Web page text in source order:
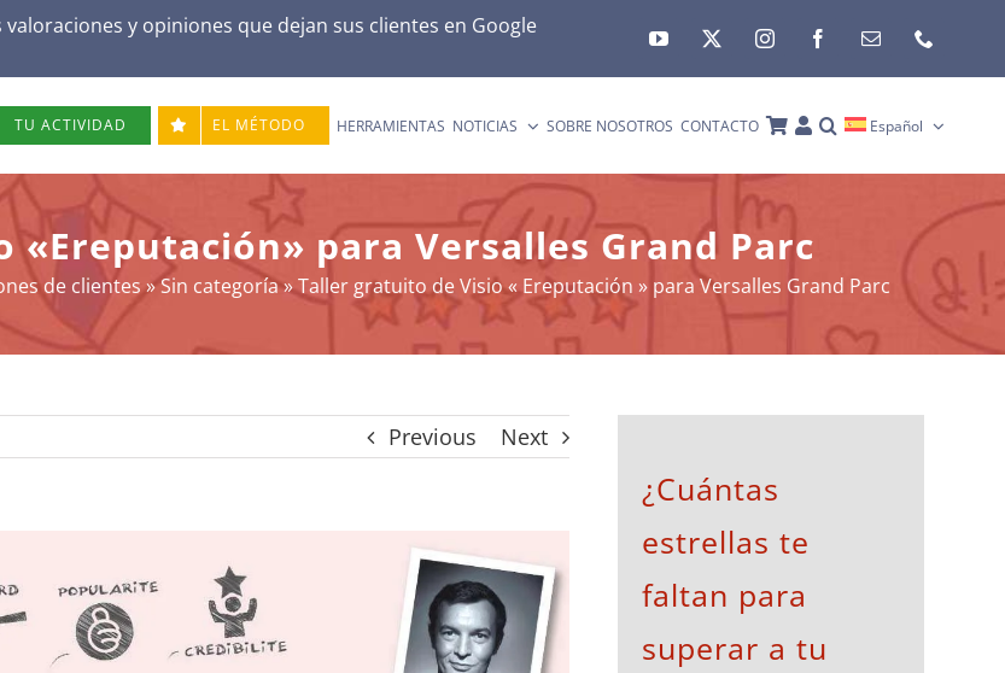
y opiniones que dejan sus clientes en Google
TU ACTIVIDAD EL MÉTODO HERRAMIENTAS NOTICIAS SOBRE NOSOTROS CONTACTO Español
para Versalles Grand Parc
de clientes»Sin categoría»Taller gratuito de Visio « Ereputación » para Versalles Grand Parc
Previous Next
¿Cuántas
estrellas te
faltan para
superar a tu